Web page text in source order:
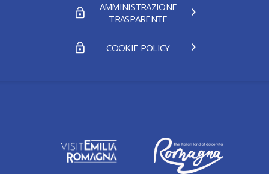
AMMINISTRAZIONE
TRASPARENTE
COOKIE POLICY